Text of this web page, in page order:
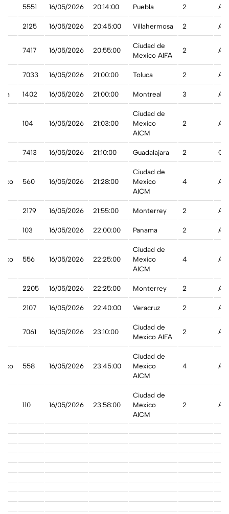
5551 16/05/2026 20:14:00 Puebla 2 A
2125 16/05/2026 20:45:00 Villahermosa 2 A
7417 16/05/2026 20:55:00
Ciudad de
Mexico AIFA
2 A
7033 16/05/2026 21:00:00 Toluca 2 A
1402 16/05/2026 21:00:00 Montreal 3 A
104 16/05/2026 21:03:00
Ciudad de
Mexico
AICM
2 A
7413 16/05/2026 21:10:00 Guadalajara 2
560 16/05/2026 21:28:00
Ciudad de
Mexico
AICM
4 A
2179 16/05/2026 21:55:00 Monterrey 2 A
103 16/05/2026 22:00:00 Panama 2 A
556 16/05/2026 22:25:00
Ciudad de
Mexico
AICM
4 A
2205 16/05/2026 22:25:00 Monterrey 2 A
2107 16/05/2026 22:40:00 Veracruz 2 A
7061 16/05/2026 23:10:00
Ciudad de
Mexico AIFA
2 A
558 16/05/2026 23:45:00
Ciudad de
Mexico
AICM
4 A
110 16/05/2026 23:58:00
Ciudad de
Mexico
AICM
2 A